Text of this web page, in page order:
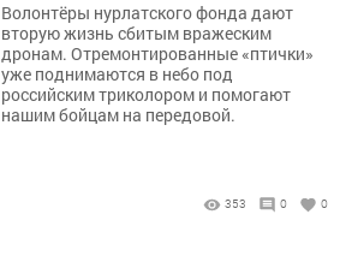
Волонтёры нурлатского фонда дают
вторую жизнь сбитым вражеским
дронам. Отремонтированные «птички»
уже поднимаются в небо под
российским триколором и помогают
нашим бойцам на передовой.
353 0 0